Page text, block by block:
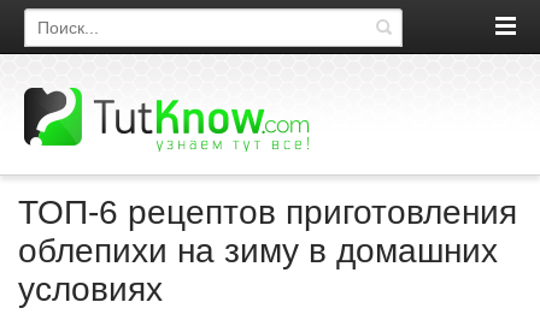
Поиск по сайту
ТОП-6 рецептов приготовления
облепихи на зиму в домашних
условиях